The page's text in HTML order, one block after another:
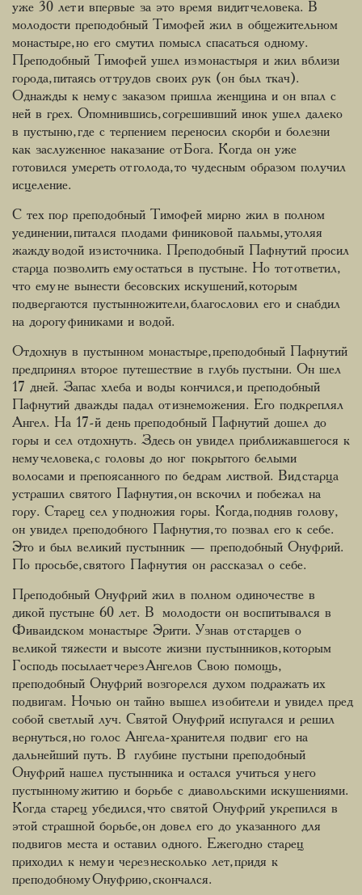
уже 30 лет и впервые за это время видит человека. В
молодости преподобный Тимофей жил в общежительном
монастыре, но его смутил помысл спасаться одному.
Преподобный Тимофей ушел из монастыря и жил вблизи
города, питаясь от трудов своих рук (он был ткач).
Однажды к нему с заказом пришла женщина и он впал с
ней в грех. Опомнившись, согрешивший инок ушел далеко
в пустыню, где с терпением переносил скорби и болезни
как заслуженное наказание от Бога. Когда он уже
готовился умереть от голода, то чудесным образом получил
исцеление.
С тех пор преподобный Тимофей мирно жил в полном
уединении, питался плодами финиковой пальмы, утоляя
жажду водой из источника. Преподобный Пафнутий просил
старца позволить ему остаться в пустыне. Но тот ответил,
что ему не вынести бесовских искушений, которым
подвергаются пустынножители, благословил его и снабдил
на дорогу финиками и водой.
Отдохнув в пустынном монастыре, преподобный Пафнутий
предпринял второе путешествие в глубь пустыни. Он шел
17 дней. Запас хлеба и воды кончился, и преподобный
Пафнутий дважды падал от изнеможения. Его подкреплял
Ангел. На 17-й день преподобный Пафнутий дошел до
горы и сел отдохнуть. Здесь он увидел приближавшегося к
нему человека, с головы до ног покрытого белыми
волосами и препоясанного по бедрам листвой. Вид старца
устрашил святого Пафнутия, он вскочил и побежал на
гору. Старец сел у подножия горы. Когда, подняв голову,
он увидел преподобного Пафнутия, то позвал его к себе.
Это и был великий пустынник — преподобный Онуфрий.
По просьбе, святого Пафнутия он рассказал о себе.
Преподобный Онуфрий жил в полном одиночестве в
дикой пустыне 60 лет. В молодости он воспитывался в
Фиваидском монастыре Эрити. Узнав от старцев о
великой тяжести и высоте жизни пустынников, которым
Господь посылает через Ангелов Свою помощь,
преподобный Онуфрий возгорелся духом подражать их
подвигам. Ночью он тайно вышел из обители и увидел пред
собой светлый луч. Святой Онуфрий испугался и решил
вернуться, но голос Ангела-хранителя подвиг его на
дальнейший путь. В глубине пустыни преподобный
Онуфрий нашел пустынника и остался учиться у него
пустынному житию и борьбе с диавольскими искушениями.
Когда старец убедился, что святой Онуфрий укрепился в
этой страшной борьбе, он довел его до указанного для
подвигов места и оставил одного. Ежегодно старец
приходил к нему и через несколько лет, придя к
преподобному Онуфрию, скончался.